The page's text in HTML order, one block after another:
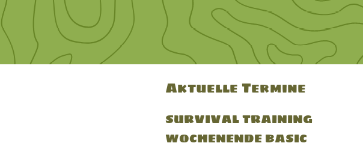
Aktuelle Termine
SURVIVAL TRAINING
WOCHENENDE BASIC